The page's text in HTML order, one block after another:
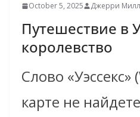
October 5, 2025 Джерри
Путешествие в
королевство
Слово «Уэссекс»
карте не